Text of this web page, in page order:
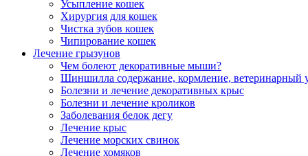
Усыпление кошек
Хирургия для кошек
Чистка зубов кошек
Чипирование кошек
Лечение грызунов
Чем болеют декоративные мыши?
Шиншилла содержание, кормление, ветеринарный
Болезни и лечение декоративных крыс
Болезни и лечение кроликов
Заболевания белок дегу
Лечение крыс
Лечение морских свинок
Лечение хомяков